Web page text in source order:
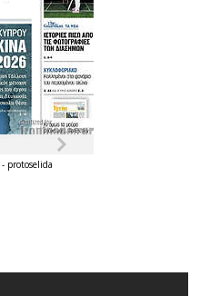
- protoselida